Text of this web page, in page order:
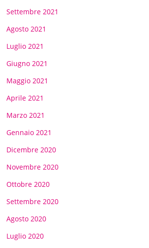
Settembre 2021
Agosto 2021
Luglio 2021
Giugno 2021
Maggio 2021
Aprile 2021
Marzo 2021
Gennaio 2021
Dicembre 2020
Novembre 2020
Ottobre 2020
Settembre 2020
Agosto 2020
Luglio 2020